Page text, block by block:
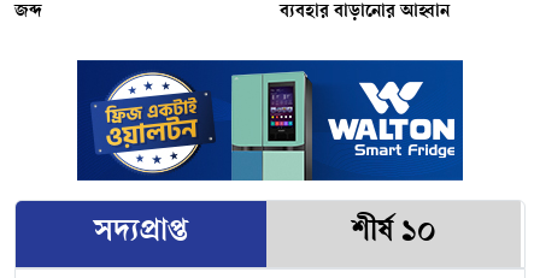
জব্দ
ব্যবহার বাড়ানোর আহ্বান
সদ্যপ্রাপ্ত শীর্ষ ১০